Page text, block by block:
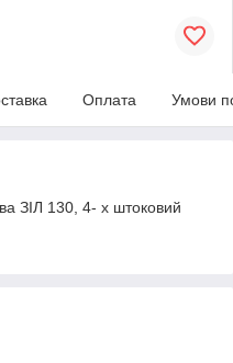
Оплата Умови
ЗІЛ 130, 4- х штоковий